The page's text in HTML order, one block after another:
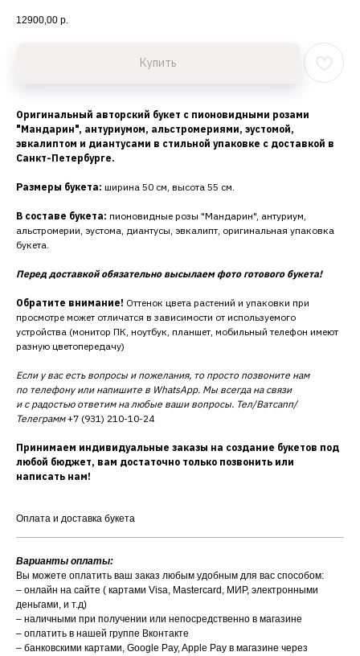
12900,00 р.
Купить
Оригинальный авторский букет с пионовидными розами
"Мандарин", антуриумом, альстромериями, эустомой,
эвкалиптом и диантусами в стильной упаковке с доставкой в
Санкт-Петербурге.
Размеры букета: ширина 50 см, высота 55 см.
В составе букета: пионовидные розы "Мандарин", антуриум,
альстромерии, эустома, диантусы, эвкалипт, оригинальная упаковка
букета.
Перед доставкой обязательно высылаем фото готового букета!
Обратите внимание! Оттенок цвета растений и упаковки при
просмотре может отличатся в зависимости от используемого
устройства (монитор ПК, ноутбук, планшет, мобильный телефон имеют
разную цветопередачу)
Если у вас есть вопросы и пожелания, то просто позвоните нам
по телефону или напишите в WhatsApp. Мы всегда на связи
и с радостью ответим на любые ваши вопросы. Тел/Ватсапп/
Телеграмм+7 (931) 210-10-24
Принимаем индивидуальные заказы на создание букетов под
любой бюджет, вам достаточно только позвонить или
написать нам!
Оплата и доставка букета
Варианты оплаты:
Вы можете оплатить ваш заказ любым удобным для вас способом:
– онлайн на сайте ( картами Visa, Mastercard, МИР, электронными
деньгами, и т.д)
– наличными при получении или непосредственно в магазине
– оплатить в нашей группе Вконтакте
– банковскими картами, Google Pay, Apple Pay в магазине через